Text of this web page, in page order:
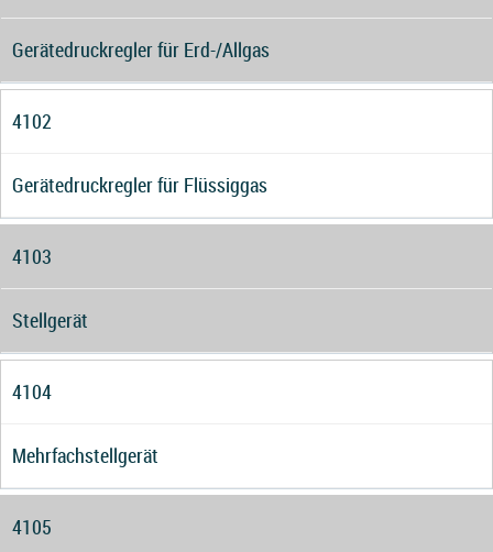
Gerätedruckregler für Erd-/Allgas
4102
Gerätedruckregler für Flüssiggas
4103
Stellgerät
4104
Mehrfachstellgerät
4105